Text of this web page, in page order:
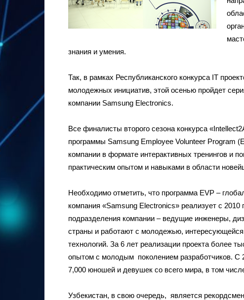
знания и умения.
Так, в рамках Республиканского конкурса IT
молодежных инициатив, этой осенью пройдет
компании Samsung Electronics.
Все финалисты второго сезона конкурса
программы Samsung Employee Volunteer Program
компании в формате интерактивных тренингов и
практическим опытом и навыками в области
Необходимо отметить, что программа EVP –
компания «Samsung Electronics» реализует с
подразделения компании – ведущие инженеры,
страны и работают с молодежью,
технологий. За 6 лет реализации проекта более
опытом с молодым поколением разработчиков. С
7,000 юношей и девушек со всего мира, в том
Узбекистан, в свою очередь, является